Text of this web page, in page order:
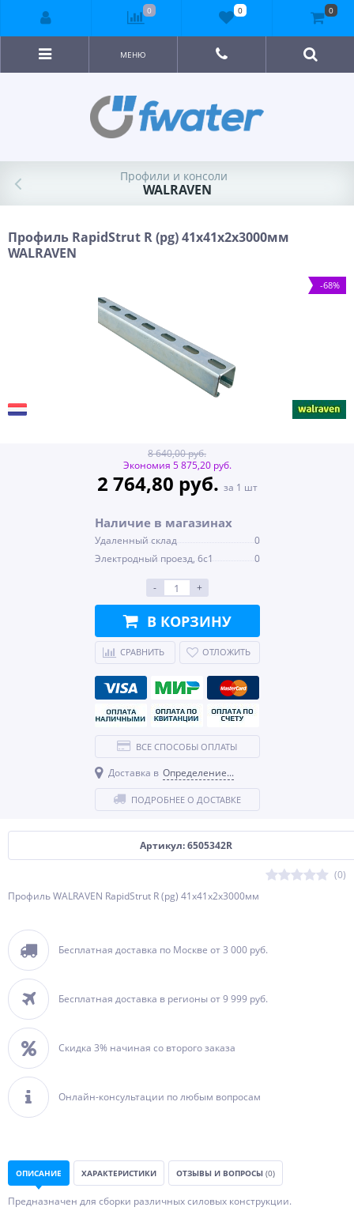
МЕНЮ
Профили и консоли
WALRAVEN
Профиль RapidStrut R (pg) 41x41х2х3000мм
WALRAVEN
-68%
Артикул: 6505342R
(0)
Профиль WALRAVEN RapidStrut R (pg) 41x41х2х3000мм
Бесплатная доставка по Москве от 3 000 руб.
Бесплатная доставка в регионы от 9 999 руб.
Скидка 3% начиная со второго заказа
Онлайн-консультации по любым вопросам
8 640,00 руб.
Экономия 5 875,20 руб.
2 764,80 руб. за 1 шт
Наличие в магазинах
Удаленный склад
0
Электродный проезд, 6с1
0
- +
В КОРЗИНУ
СРАВНИТЬ ОТЛОЖИТЬ
ВСЕ СПОСОБЫ ОПЛАТЫ
Доставка в Определение...
ПОДРОБНЕЕ О ДОСТАВКЕ
ОПИСАНИЕ ХАРАКТЕРИСТИКИ ОТЗЫВЫ И ВОПРОСЫ (0)
Предназначен для сборки различных силовых конструкции.
0 0 0